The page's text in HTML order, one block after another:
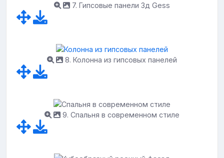
7. Гипсовые панели 3д Gess
8. Колонна из гипсовых панелей
9. Спальня в современном стиле